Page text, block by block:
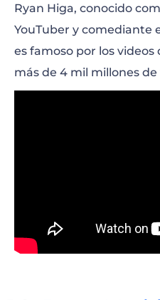
Ryan Higa, conocido
YouTuber y comediante
es famoso por los
más de 4 mil millones de